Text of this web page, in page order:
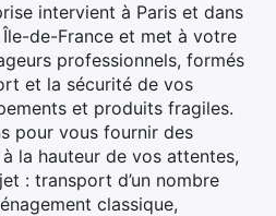
intervient à Paris et dans
Île-de-France et met à votre
professionnels, formés
et la sécurité de vos
et produits fragiles.
pour vous fournir des
la hauteur de vos attentes,
: transport d’un nombre
classique,